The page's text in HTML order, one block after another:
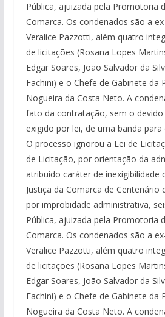
Pública, ajuizada pela Promotoria
Comarca. Os condenados são a
Veralice Pazzotti, além quatro
de licitações (Rosana Lopes
Edgar Soares, João Salvador da
Fachini) e o Chefe de Gabinete da
Nogueira da Costa Neto. A
fato da contratação, sem o
exigido por lei, de uma banda para
O processo ignorou a Lei de
de Licitação, por orientação da
atribuído caráter de inexigibilidade
Justiça da Comarca de Centenário
por improbidade administrativa,
Pública, ajuizada pela Promotoria
Comarca. Os condenados são a
Veralice Pazzotti, além quatro
de licitações (Rosana Lopes
Edgar Soares, João Salvador da
Fachini) e o Chefe de Gabinete da
Nogueira da Costa Neto. A